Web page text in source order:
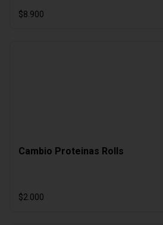
$8.900
Cambio Proteinas Rolls
$2.000